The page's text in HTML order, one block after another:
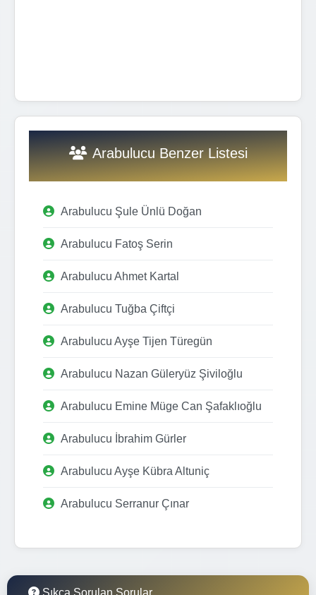
Arabulucu Benzer Listesi
Arabulucu Şule Ünlü Doğan
Arabulucu Fatoş Serin
Arabulucu Ahmet Kartal
Arabulucu Tuğba Çiftçi
Arabulucu Ayşe Tijen Türegün
Arabulucu Nazan Güleryüz Şiviloğlu
Arabulucu Emine Müge Can Şafaklıoğlu
Arabulucu İbrahim Gürler
Arabulucu Ayşe Kübra Altuniç
Arabulucu Serranur Çınar
Sıkça Sorulan Sorular